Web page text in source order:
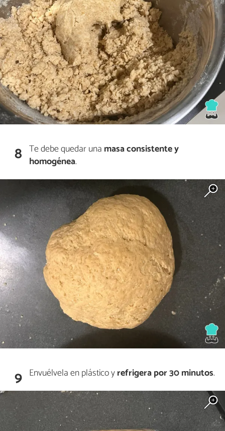
8 Te debe quedar una masa consistente y
homogénea.
9 Envuélvela en plástico yrefrigera por 30 minutos.